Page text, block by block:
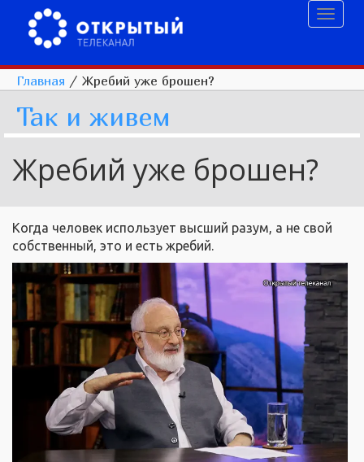
Главная / Жребий уже брошен?
Так и живем
Жребий уже брошен?
Когда человек использует высший разум, а не свой
собственный, это и есть жребий.